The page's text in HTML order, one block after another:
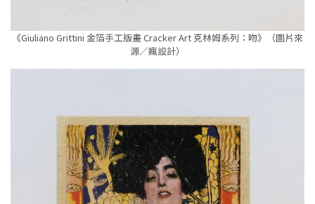
《Giuliano Grittini 金箔手工版畫 Cracker Art 克林姆系列：吻》（圖片來
源／瘋設計）